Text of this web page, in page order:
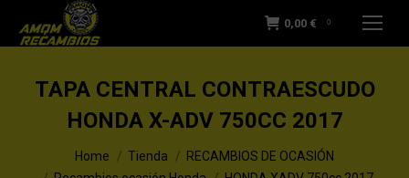
0,00 € 0
TAPA CENTRAL CONTRAESCUDO
HONDA X-ADV 750CC 2017
You are here:Home Tienda
RECAMBIOS DE OCASIÓN